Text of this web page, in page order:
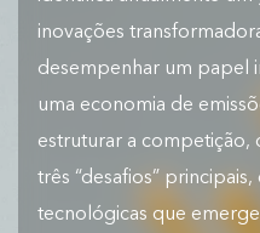
inovações
desempenhar um papel
uma economia de
estruturar a competição,
três “desafios”
tecnológicas que